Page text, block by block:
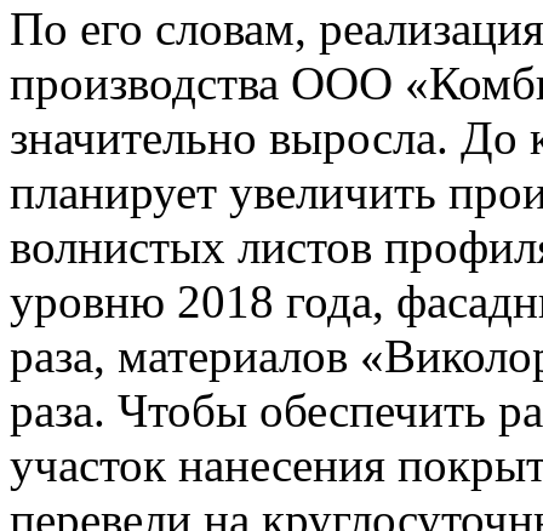
По его словам,
производства ООО
значительно выросла. До
планирует увеличить
волнистых листов
уровню 2018 года,
раза, материалов
раза. Чтобы обеспечить
участок нанесения
перевели на